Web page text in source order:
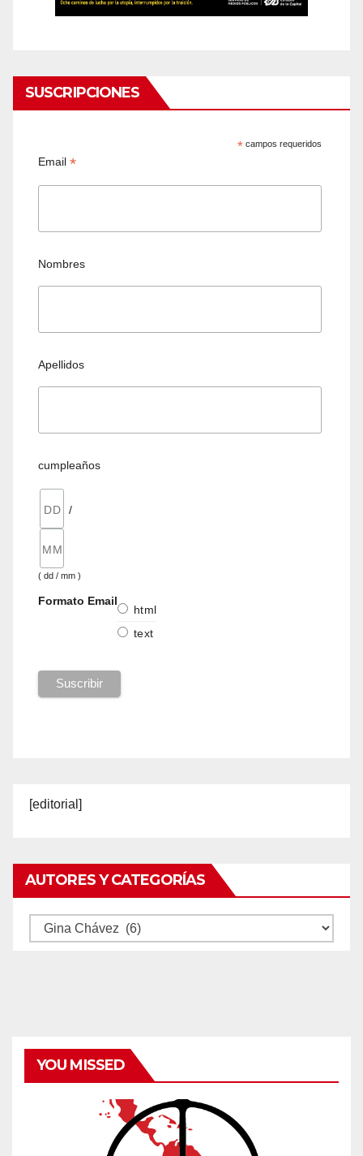
SUSCRIPCIONES
* campos requeridos
Email*
Nombres
Apellidos
cumpleaños
/
( dd / mm )
Formato Email
html
text
[editorial]
AUTORES Y CATEGORÍAS
Autores
YOU MISSED